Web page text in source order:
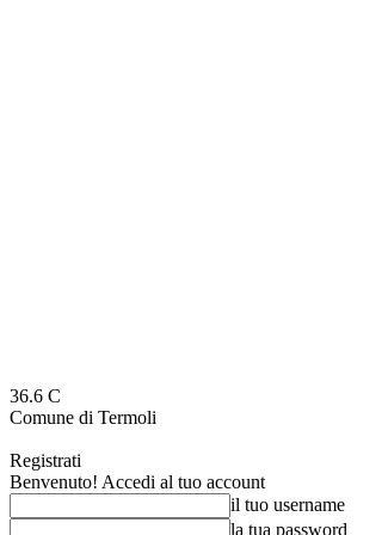
36.6 C
Comune di Termoli
Registrati
Benvenuto! Accedi al tuo account
il tuo username
la tua password